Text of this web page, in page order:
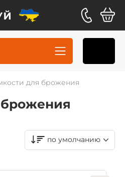
для брожения
по умолчанию